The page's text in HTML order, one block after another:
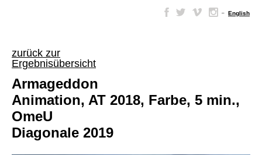
– English
zurück zur
Ergebnisübersicht
Armageddon
Animation, AT 2018, Farbe, 5 min.,
OmeU
Diagonale 2019